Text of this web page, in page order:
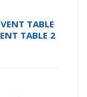
TABLE
TABLE 2